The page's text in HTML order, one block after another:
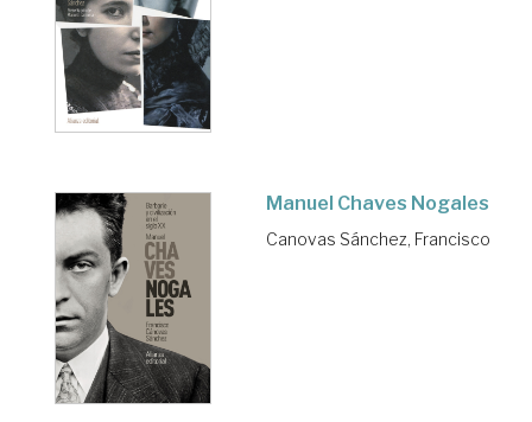
Manuel Chaves Nogales
Canovas Sánchez, Francisco